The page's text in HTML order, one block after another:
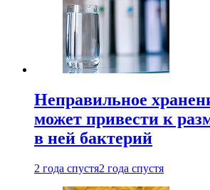
Неправильное
может привести к
в ней бактерий
2 года спустя2 года спустя